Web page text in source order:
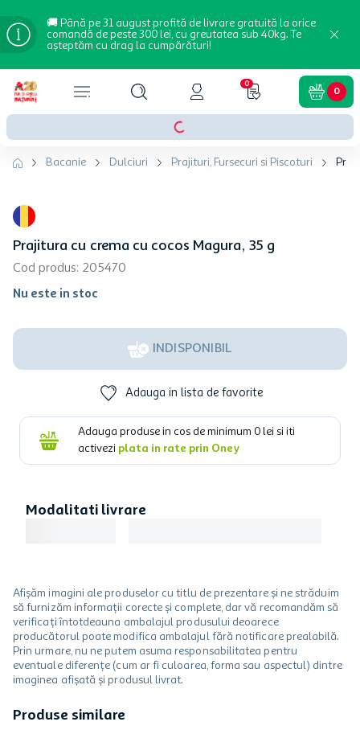
🚚 Până pe 31 august profită de livrare gratuită la orice
comandă de peste 300 lei, cu greutatea sub 40kg. Te
așteptăm cu drag la cumpărături!
0
0
Bacanie Dulciuri Prajituri, Fursecuri si Piscoturi
Prajitura cu crema cu cocos Magura, 35 g
Cod produs: 205470
Nu este in stoc
INDISPONIBIL
Adauga in lista de favorite
Adauga produse in cos de minimum 0 lei si iti
activezi plata in rate prin Oney
Modalitati livrare
Afișăm imagini ale produselor cu titlu de prezentare și ne străduim
să furnizăm informații corecte și complete, dar vă recomandăm să
verificați întotdeauna ambalajul produsului deoarece
producătorul poate modifica ambalajul fără notificare prealabilă.
Prin urmare, nu ne putem asuma responsabilitatea pentru
eventuale diferențe (cum ar fi culoarea, forma sau aspectul) dintre
imaginea afișată și produsul livrat.
Produse similare